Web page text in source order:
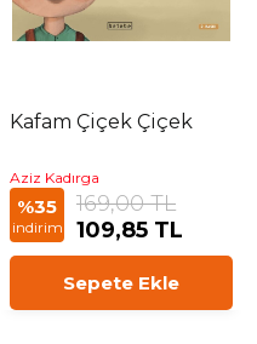
Kafam Çiçek Çiçek
Aziz Kadırga
%35
indirim
169,00 TL
109,85 TL
Sepete Ekle